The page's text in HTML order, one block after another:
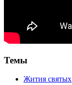
Темы
Жития святых